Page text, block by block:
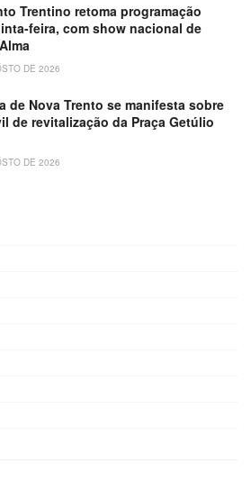
Trentino retoma programação
feira, com show nacional de
DE 2026
de Nova Trento se manifesta sobre
de revitalização da Praça Getúlio
DE 2026